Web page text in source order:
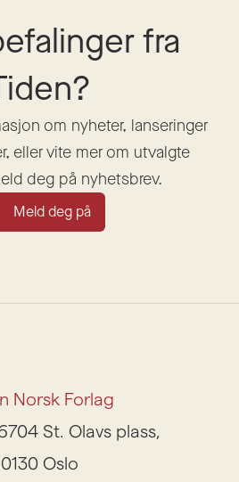
fra
om nyheter, lanseringer
eller vite mer om utvalgte
deg på nyhetsbrev.
Meld deg på
Norsk Forlag
St. Olavs plass,
0130 Oslo